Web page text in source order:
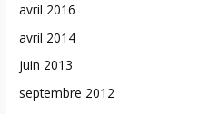
avril 2016
avril 2014
juin 2013
septembre 2012